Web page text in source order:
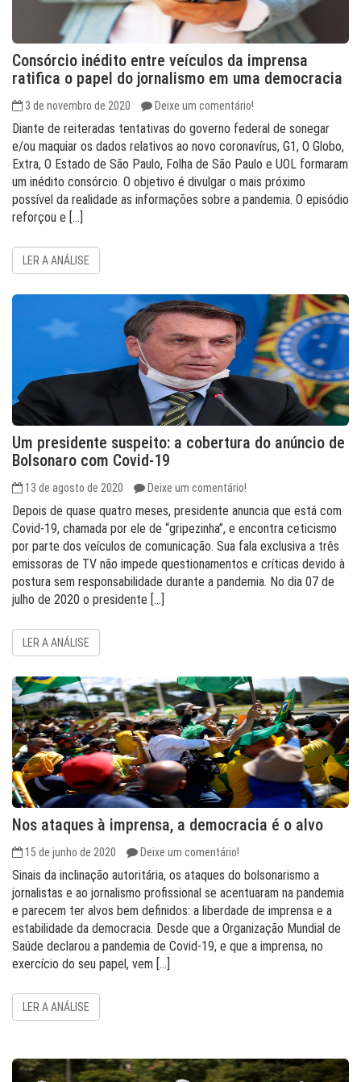
Consórcio inédito entre veículos da imprensa
ratifica o papel do jornalismo em uma democracia
3 de novembro de 2020 Deixe um comentário!
Diante de reiteradas tentativas do governo federal de sonegar
e/ou maquiar os dados relativos ao novo coronavírus, G1, O Globo,
Extra, O Estado de São Paulo, Folha de São Paulo e UOL formaram
um inédito consórcio. O objetivo é divulgar o mais próximo
possível da realidade as informações sobre a pandemia. O episódio
reforçou e […]
LER A ANÁLISE
Um presidente suspeito: a cobertura do anúncio de
Bolsonaro com Covid-19
13 de agosto de 2020 Deixe um comentário!
Depois de quase quatro meses, presidente anuncia que está com
Covid-19, chamada por ele de “gripezinha”, e encontra ceticismo
por parte dos veículos de comunicação. Sua fala exclusiva a três
emissoras de TV não impede questionamentos e críticas devido à
postura sem responsabilidade durante a pandemia. No dia 07 de
julho de 2020 o presidente […]
LER A ANÁLISE
Nos ataques à imprensa, a democracia é o alvo
15 de junho de 2020 Deixe um comentário!
Sinais da inclinação autoritária, os ataques do bolsonarismo a
jornalistas e ao jornalismo profissional se acentuaram na pandemia
e parecem ter alvos bem definidos: a liberdade de imprensa e a
estabilidade da democracia. Desde que a Organização Mundial de
Saúde declarou a pandemia de Covid-19, e que a imprensa, no
exercício do seu papel, vem […]
LER A ANÁLISE